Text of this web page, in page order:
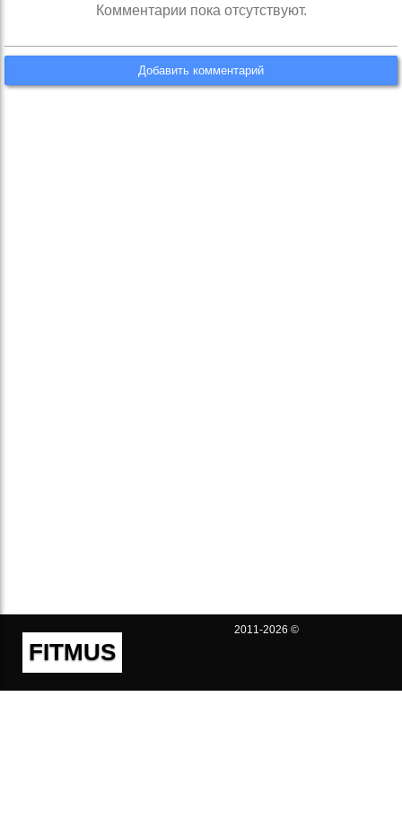
Комментарии пока отсутствуют.
Добавить комментарий
FITMUS
2011-2026 ©